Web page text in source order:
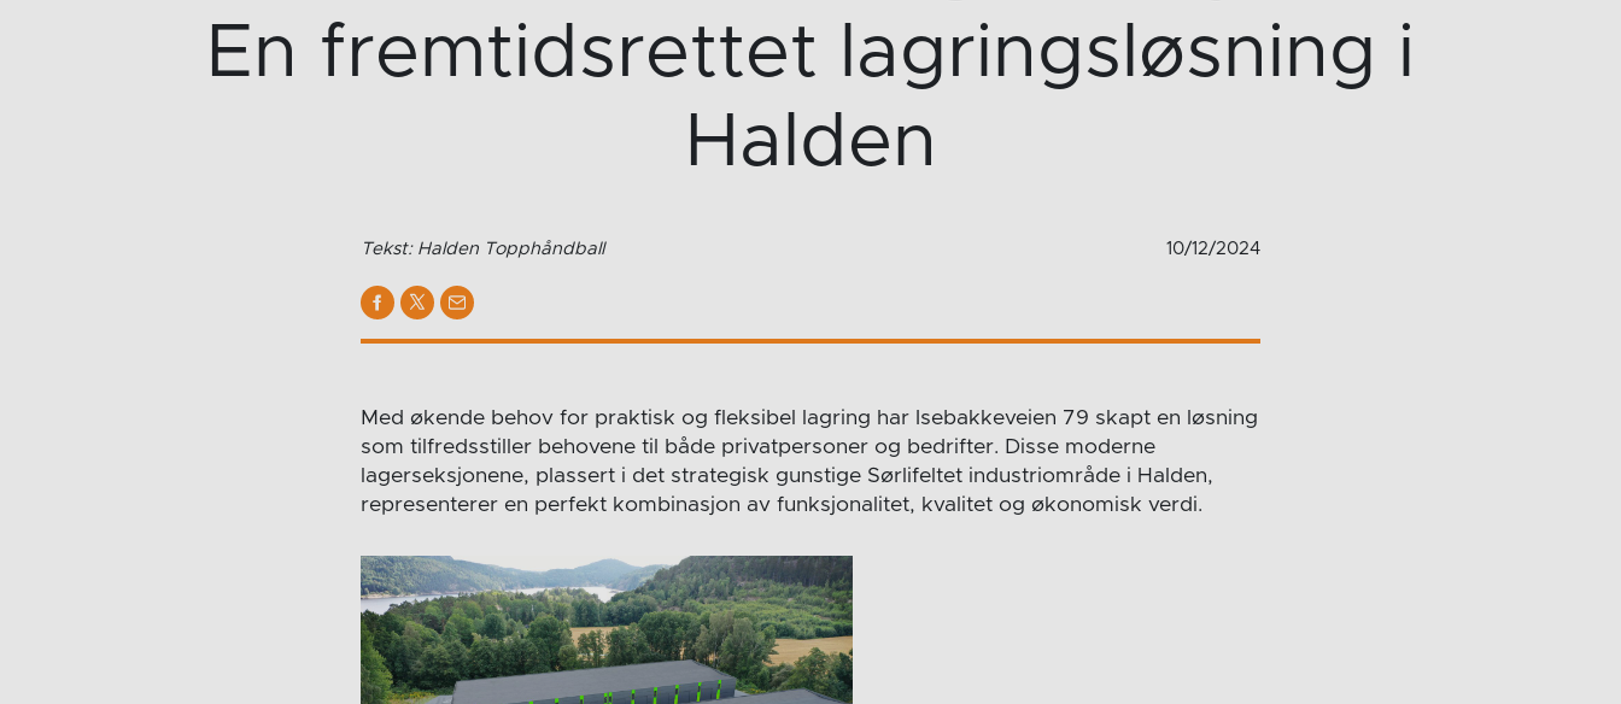
En fremtidsrettet lagringsløsning i
Halden
Tekst: Halden Topphåndball 10/12/2024
Med økende behov for praktisk og fleksibel lagring har Isebakkeveien 79 skapt en løsning
som tilfredsstiller behovene til både privatpersoner og bedrifter. Disse moderne
lagerseksjonene, plassert i det strategisk gunstige Sørlifeltet industriområde i Halden,
representerer en perfekt kombinasjon av funksjonalitet, kvalitet og økonomisk verdi.